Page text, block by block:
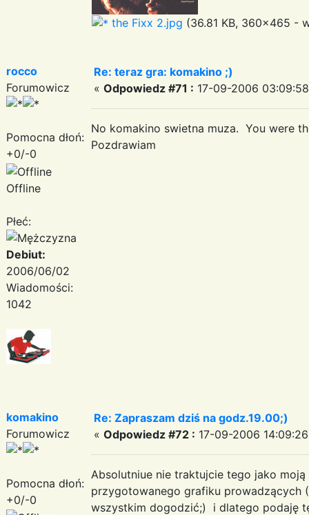
the Fixx 2.jpg (36.81 KB, 360x465 -
rocco
Forumowicz
Pomocna dłoń:
+0/-0
Offline
Płeć:
Debiut:
2006/06/02
Wiadomości:
1042
Re: teraz gra: komakino ;)
« Odpowiedz #71 : 17-09-2006
No komakino swietna muza. You were
Pozdrawiam
komakino
Forumowicz
Pomocna dłoń:
+0/-0
Re: Zapraszam dziś na godz.19.00;)
« Odpowiedz #72 : 17-09-2006
Absolutniue nie traktujcie tego jako
przygotowanego grafiku prowadzących
wszystkim dogodzić;) i dlatego podaję